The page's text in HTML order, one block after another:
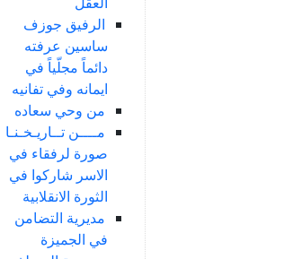
الرفيق جوزف
ساسين عرفته
دائماً مجلّياً في
ايمانه وفي تفانيه
من وحي سعاده
مــــن تــاريـخـنـا
صورة لرفقاء في
الاسر شاركوا في
الثورة الانقلابية
مديرية التضامن
في الجميزة